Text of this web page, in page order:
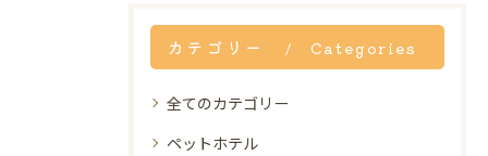
カテゴリー Categories
全てのカテゴリー
ペットホテル